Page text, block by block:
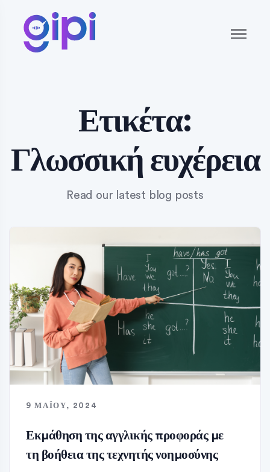
Ετικέτα:
Γλωσσική ευχέρεια
Read our latest blog posts
9 ΜΑΪ́ΟΥ, 2024
Εκμάθηση της αγγλικής προφοράς με
τη βοήθεια της τεχνητής νοημοσύνης